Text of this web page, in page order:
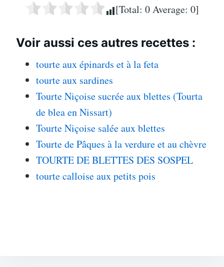
[Total: 0Average: 0]
Voir aussi ces autres recettes :
tourte aux épinards et à la feta
tourte aux sardines
Tourte Niçoise sucrée aux blettes (Tourta
de blea en Nissart)
Tourte Niçoise salée aux blettes
Tourte de Pâques à la verdure et au chèvre
TOURTE DE BLETTES DES SOSPEL
tourte calloise aux petits pois